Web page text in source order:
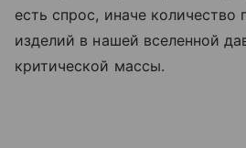
есть спрос, иначе количество
изделий в нашей вселенной
критической массы.